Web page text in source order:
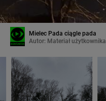
Mielec Pada ciągle pada
Autor: Materiał użytkownika